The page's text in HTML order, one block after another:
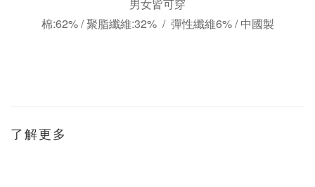
男女皆可穿
棉:62% / 聚脂纖維:32% / 彈性纖維6% /中國製
了解更多